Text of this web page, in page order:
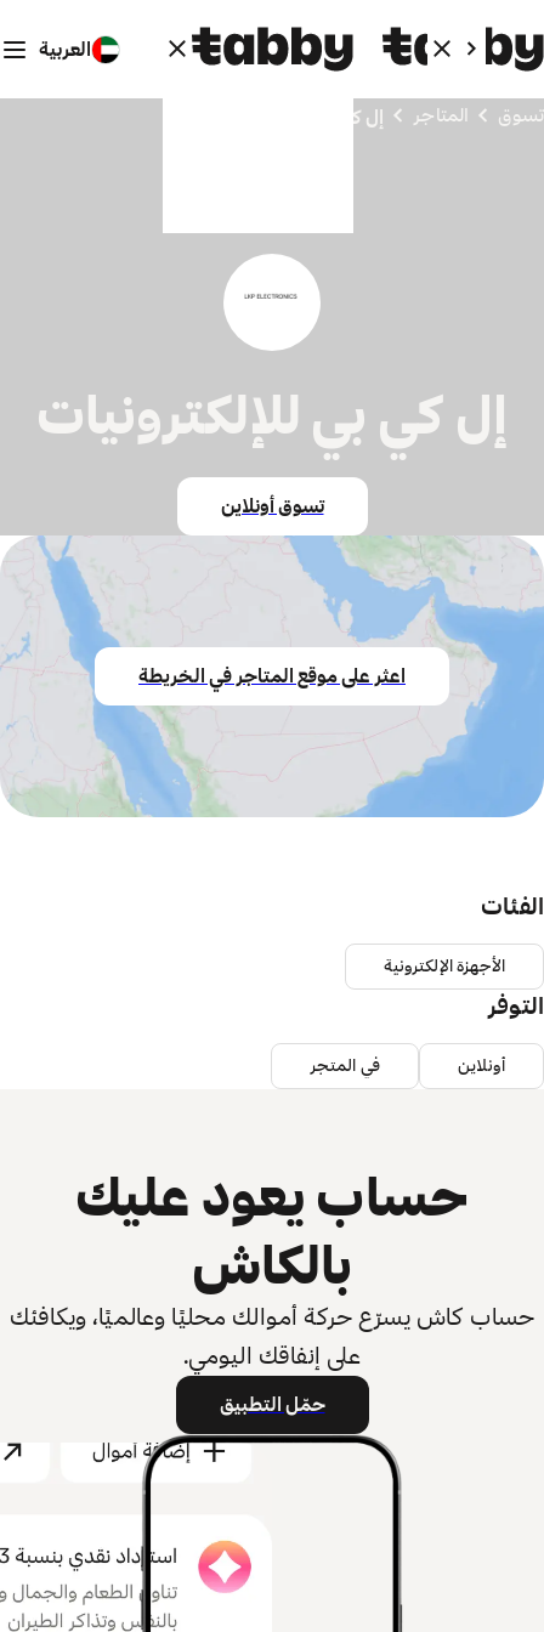
العربية
تسوق المتاجر إل كي بي للإلكترونيات
إل كي بي للإلكترونيات
تسوق أونلاين
اعثر على موقع المتاجر في الخريطة
الفئات
الأجهزة الإلكترونية
التوفر
أونلاين في المتجر
حساب يعود عليك
بالكاش
حساب كاش يسرّع حركة أموالك محليًا وعالميًا، ويكافئك
على إنفاقك اليومي.
حمّل التطبيق